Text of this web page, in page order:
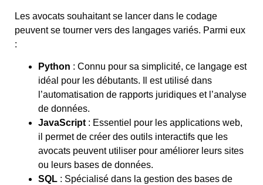
Les avocats souhaitant se lancer dans le codage
peuvent se tourner vers des langages variés. Parmi eux
:
Python : Connu pour sa simplicité, ce langage est
idéal pour les débutants. Il est utilisé dans
l’automatisation de rapports juridiques et l’analyse
de données.
JavaScript : Essentiel pour les applications web,
il permet de créer des outils interactifs que les
avocats peuvent utiliser pour améliorer leurs sites
ou leurs bases de données.
SQL : Spécialisé dans la gestion des bases de